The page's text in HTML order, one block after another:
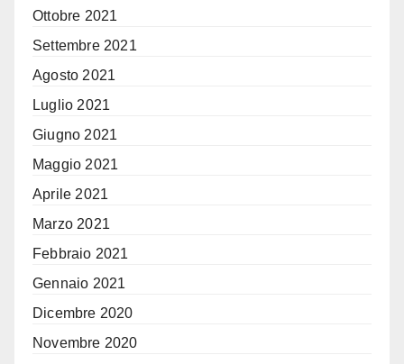
Ottobre 2021
Settembre 2021
Agosto 2021
Luglio 2021
Giugno 2021
Maggio 2021
Aprile 2021
Marzo 2021
Febbraio 2021
Gennaio 2021
Dicembre 2020
Novembre 2020